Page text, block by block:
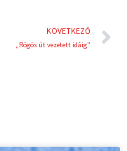
KÖVETKEZŐ
„Rögös út vezetett idáig”